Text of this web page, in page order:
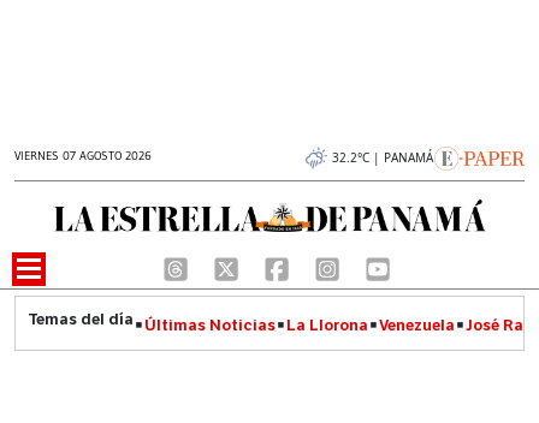
VIERNES 07 AGOSTO 2026 32.2°C | PANAMÁ
Últimas Noticias La Llorona Venezuela José